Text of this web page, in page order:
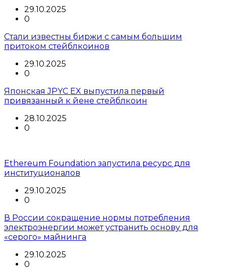
29.10.2025
0
Стали известны биржи с самым большим
притоком стейблкоинов
29.10.2025
0
Японская JPYC EX выпустила первый
привязанный к йене стейблкоин
28.10.2025
0
Ethereum Foundation запустила ресурс для
институционалов
29.10.2025
0
В России сокращение нормы потребления
электроэнергии может устранить основу для
«серого» майнинга
29.10.2025
0